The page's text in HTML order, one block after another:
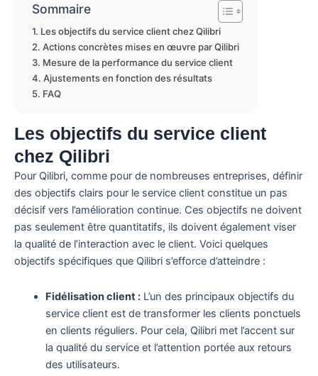
Sommaire
Les objectifs du service client chez Qilibri
Actions concrètes mises en œuvre par Qilibri
Mesure de la performance du service client
Ajustements en fonction des résultats
FAQ
Les objectifs du service client
chez Qilibri
Pour Qilibri, comme pour de nombreuses entreprises, définir
des objectifs clairs pour le service client constitue un pas
décisif vers l’amélioration continue. Ces objectifs ne doivent
pas seulement être quantitatifs, ils doivent également viser
la qualité de l’interaction avec le client. Voici quelques
objectifs spécifiques que Qilibri s’efforce d’atteindre :
Fidélisation client :L’un des principaux objectifs du
service client est de transformer les clients ponctuels
en clients réguliers. Pour cela, Qilibri met l’accent sur
la qualité du service et l’attention portée aux retours
des utilisateurs.